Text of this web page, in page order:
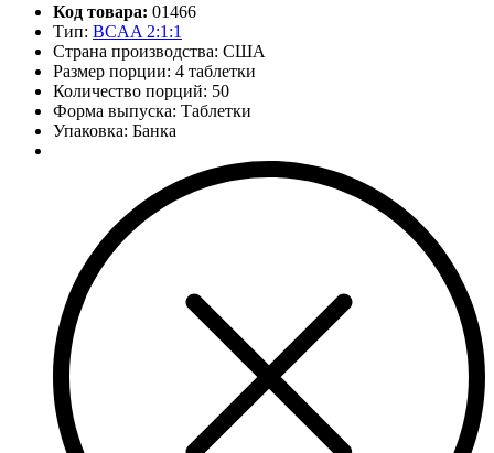
Код товара: 01466
Тип: BCAA 2:1:1
Страна производства: США
Размер порции: 4 таблетки
Количество порций: 50
Форма выпуска: Таблетки
Упаковка: Банка